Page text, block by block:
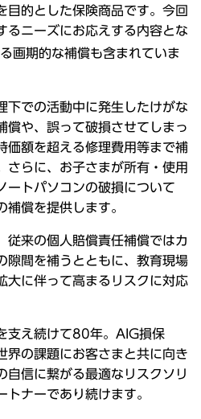
目的とした保険商品です。今回
るニーズにお応えする内容とな
画期的な補償も含まれていま
下での活動中に発生したけがな
償や、誤って破損させてしまっ
価額を超える修理費用等まで補
さらに、お子さまが所有・使用
ートパソコンの破損について
補償を提供します。
従来の個人賠償責任補償ではカ
隙間を補うとともに、教育現場
大に伴って高まるリスクに対応
支え続けて80年。AIG損保
界の課題にお客さまと共に向き
自信に繋がる最適なリスクソリ
トナーであり続けます。